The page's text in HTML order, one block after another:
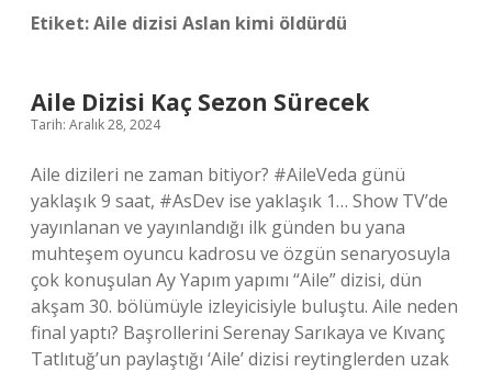
Etiket:Aile dizisi Aslan kimi öldürdü
Aile Dizisi Kaç Sezon Sürecek
Tarih: Aralık 28, 2024
Aile dizileri ne zaman bitiyor? #AileVeda günü
yaklaşık 9 saat, #AsDev ise yaklaşık 1… Show TV’de
yayınlanan ve yayınlandığı ilk günden bu yana
muhteşem oyuncu kadrosu ve özgün senaryosuyla
çok konuşulan Ay Yapım yapımı “Aile” dizisi, dün
akşam 30. bölümüyle izleyicisiyle buluştu. Aile neden
final yaptı? Başrollerini Serenay Sarıkaya ve Kıvanç
Tatlıtuğ’un paylaştığı ‘Aile’ dizisi reytinglerden uzak